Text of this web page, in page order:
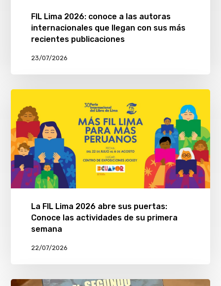
FIL Lima 2026: conoce a las autoras
internacionales que llegan con sus más
recientes publicaciones
23/07/2026
La FIL Lima 2026 abre sus puertas:
Conoce las actividades de su primera
semana
22/07/2026